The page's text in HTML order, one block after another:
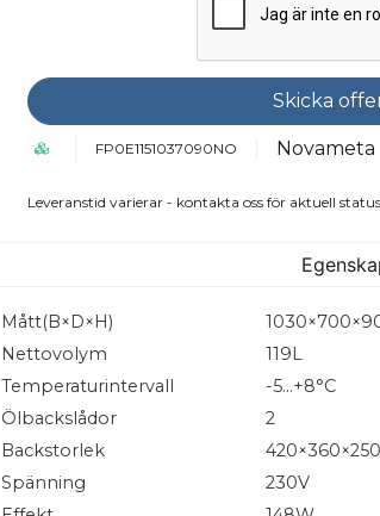
Skicka
FP0E1151037090NO Novameta
Leveranstid varierar - kontakta oss för aktuell status
Mått(B×D×H)
Nettovolym
119L
Temperaturintervall
-5…+8°C
Ölbackslådor
2
Backstorlek
Spänning
230V